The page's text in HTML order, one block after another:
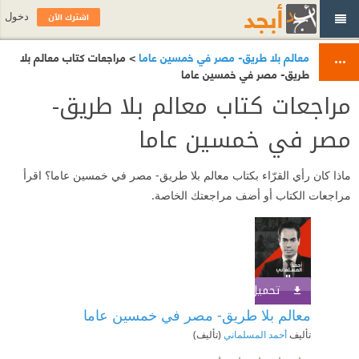
معالم بلا طريق- مصر في خمسين عاما> مراجعات كتاب معالم بلا
طريق- مصر في خمسين عاما
مراجعات كتاب معالم بلا طريق-
مصر في خمسين عاما
ماذا كان رأي القرّاء بكتاب معالم بلا طريق- مصر في خمسين عاما؟ اقرأ
مراجعات الكتاب أو أضف مراجعتك الخاصة.
تحميل الكتاب
معالم بلا طريق- مصر في خمسين عاما
تأليفأحمد المسلماني (تأليف)
اشترك الآن دخول